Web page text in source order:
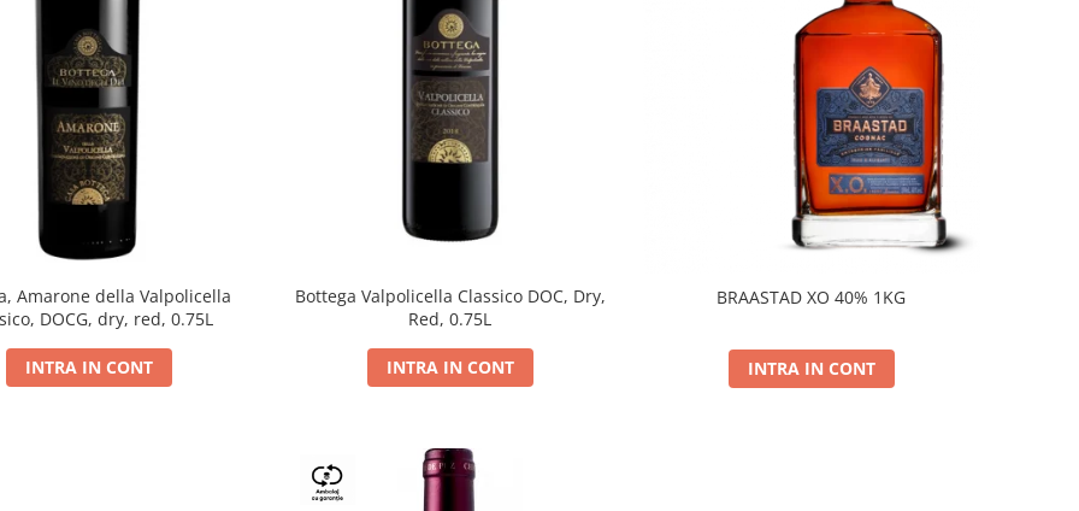
Amarone della Valpolicella
DOCG, dry, red, 0.75L
INTRA IN CONT
Bottega Valpolicella Classico DOC, Dry,
Red, 0.75L
INTRA IN CONT
BRAASTAD XO 40% 1KG
INTRA IN CONT